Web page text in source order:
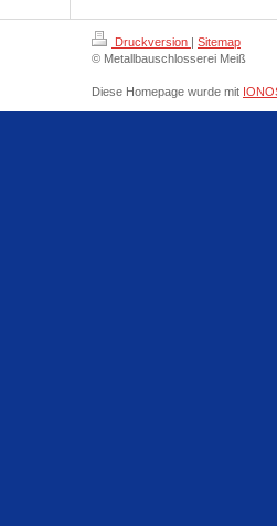
Druckversion | Sitemap
© Metallbauschlosserei Meiß
Diese Homepage wurde mit